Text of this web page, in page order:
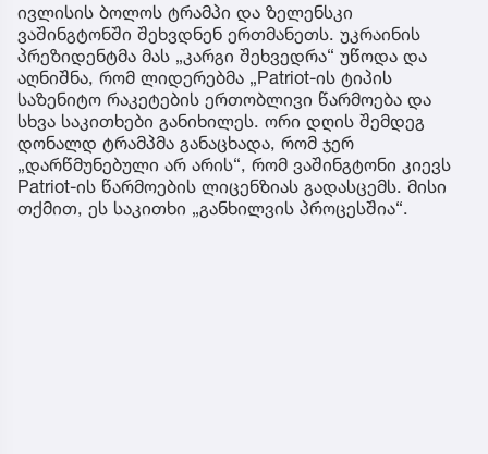
ივლისის ბოლოს ტრამპი და ზელენსკი
ვაშინგტონში შეხვდნენ ერთმანეთს. უკრაინის
პრეზიდენტმა მას „კარგი შეხვედრა“ უწოდა და
აღნიშნა, რომ ლიდერებმა „Patriot-ის ტიპის
საზენიტო რაკეტების ერთობლივი წარმოება და
სხვა საკითხები განიხილეს. ორი დღის შემდეგ
დონალდ ტრამპმა განაცხადა, რომ ჯერ
„დარწმუნებული არ არის“, რომ ვაშინგტონი კიევს
Patriot-ის წარმოების ლიცენზიას გადასცემს. მისი
თქმით, ეს საკითხი „განხილვის პროცესშია“.